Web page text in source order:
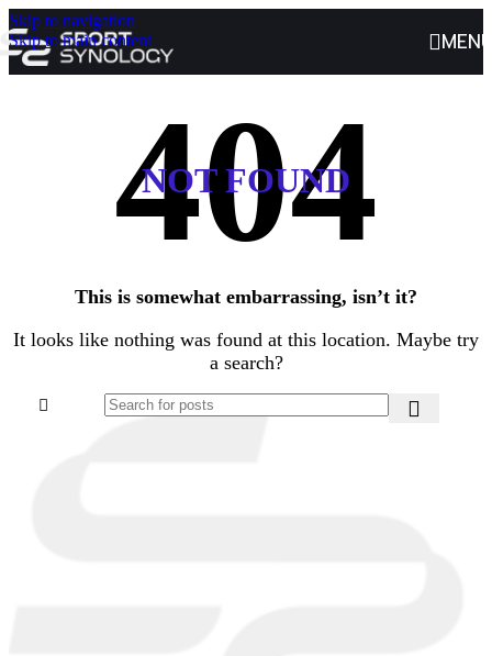
Skip to navigation
Skip to main content
NOT FOUND
This is somewhat embarrassing, isn’t it?
It looks like nothing was found at this location. Maybe try
a search?